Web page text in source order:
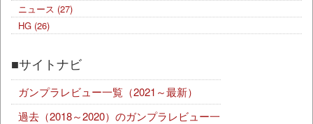
ニュース (27)
HG (26)
■サイトナビ
ガンプラレビュー一覧（2021～最新）
過去（2018～2020）のガンプラレビュー一